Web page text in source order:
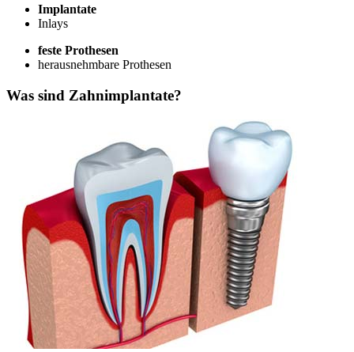
Implantate
Inlays
feste Prothesen
herausnehmbare Prothesen
Was sind Zahnimplantate?